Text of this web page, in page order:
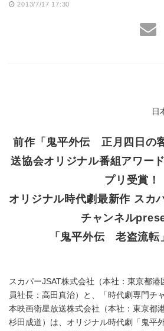
2013/7/17 17:30
日
前作「鬼平外伝 正月四日の
送協会オリジナル番組アワー
プリ受賞！
オリジナル時代劇最新作 スカ
チャンネル
「鬼平外伝 老盗流転
スカパーJSAT株式会社（本社：東京都
員社長：高田真治）と、「時代劇専門チ
本映画衛星放送株式会社（本社：東京都
杉田成道）は、オリジナル時代劇「鬼平